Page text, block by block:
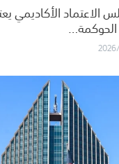
الأكاديمي